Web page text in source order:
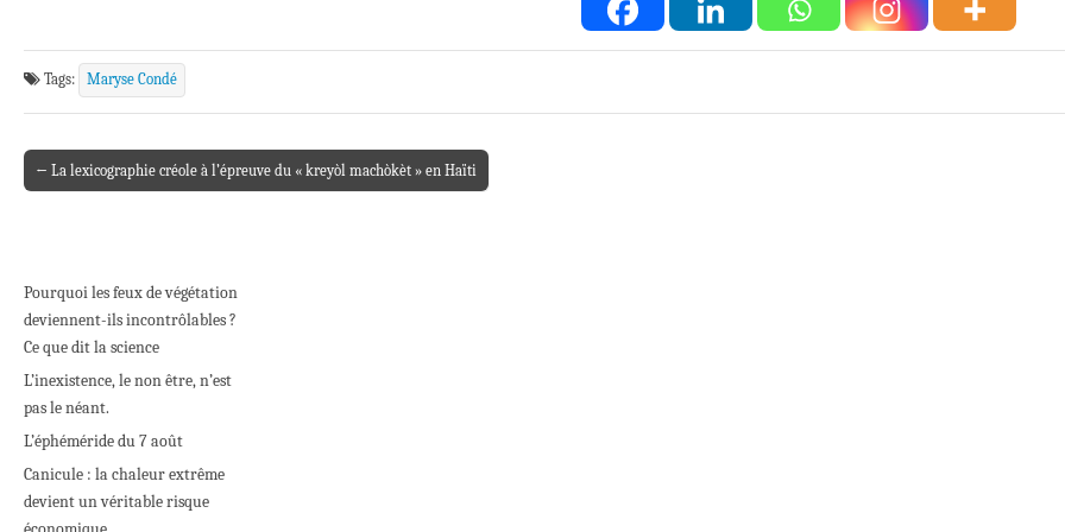
Tags: Maryse Condé
Post navigation
← La lexicographie créole à l’épreuve du « kreyòl machòkèt » en Haïti
Pourquoi les feux de végétation
deviennent-ils incontrôlables ?
Ce que dit la science
L’inexistence, le non être, n’est
pas le néant.
L’éphéméride du 7 août
Canicule : la chaleur extrême
devient un véritable risque